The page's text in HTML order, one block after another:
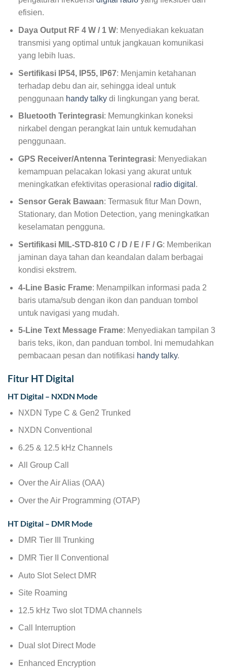
efisien.
Daya Output RF 4 W / 1 W: Menyediakan kekuatan
transmisi yang optimal untuk jangkauan komunikasi
yang lebih luas.
Sertifikasi IP54, IP55, IP67: Menjamin ketahanan
terhadap debu dan air, sehingga ideal untuk
penggunaan handy talkydi lingkungan yang berat.
Bluetooth Terintegrasi: Memungkinkan koneksi
nirkabel dengan perangkat lain untuk kemudahan
penggunaan.
GPS Receiver/Antenna Terintegrasi: Menyediakan
kemampuan pelacakan lokasi yang akurat untuk
meningkatkan efektivitas operasional radio digital .
Sensor Gerak Bawaan: Termasuk fitur Man Down,
Stationary, dan Motion Detection, yang meningkatkan
keselamatan pengguna.
Sertifikasi MIL-STD-810 C / D / E / F / G: Memberikan
jaminan daya tahan dan keandalan dalam berbagai
kondisi ekstrem.
4-Line Basic Frame: Menampilkan informasi pada 2
baris utama/sub dengan ikon dan panduan tombol
untuk navigasi yang mudah.
5-Line Text Message Frame: Menyediakan tampilan 3
baris teks, ikon, dan panduan tombol. Ini memudahkan
pembacaan pesan dan notifikasi handy talky.
Fitur HT Digital
HT Digital – NXDN Mode
NXDN Type C & Gen2 Trunked
NXDN Conventional
6.25 & 12.5 kHz Channels
All Group Call
Over the Air Alias (OAA)
Over the Air Programming (OTAP)
HT Digital – DMR Mode
DMR Tier III Trunking
DMR Tier II Conventional
Auto Slot Select DMR
Site Roaming
12.5 kHz Two slot TDMA channels
Call Interruption
Dual slot Direct Mode
Enhanced Encryption